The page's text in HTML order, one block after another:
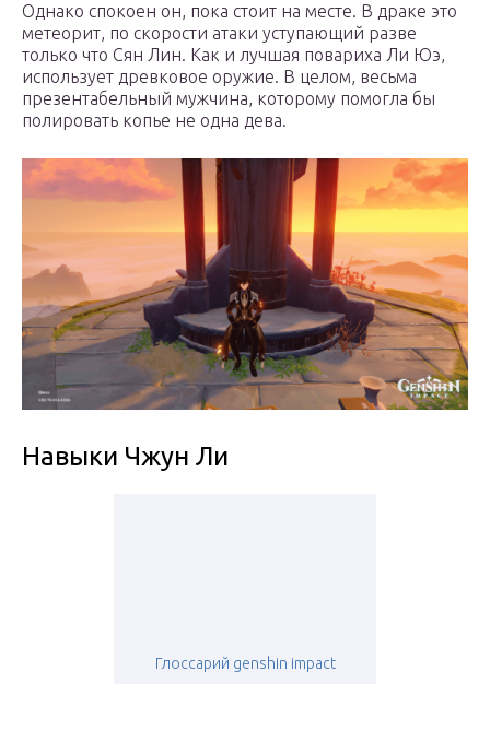
Однако спокоен он, пока стоит на месте. В драке это
метеорит, по скорости атаки уступающий разве
только что Сян Лин. Как и лучшая повариха Ли Юэ,
использует древковое оружие. В целом, весьма
презентабельный мужчина, которому помогла бы
полировать копье не одна дева.
Навыки Чжун Ли
Глоссарий genshin impact